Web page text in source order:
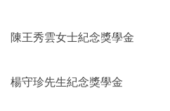
陳王秀雲女士紀念獎學金
楊守珍先生紀念獎學金